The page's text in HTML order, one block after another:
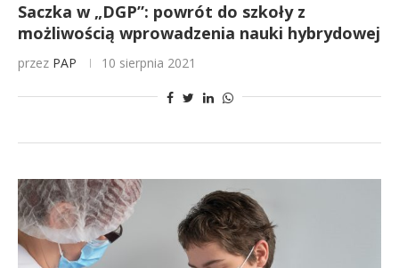
Saczka w „DGP”: powrót do szkoły z
możliwością wprowadzenia nauki hybrydowej
przez PAP 10 sierpnia 2021